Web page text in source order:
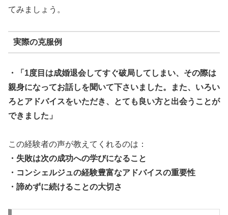
てみましょう。
実際の克服例
・「1度目は成婚退会してすぐ破局してしまい、その際は
親身になってお話しを聞いて下さいました。また、いろい
ろとアドバイスをいただき、とても良い方と出会うことが
できました」
この経験者の声が教えてくれるのは：
・失敗は次の成功への学びになること
・コンシェルジュの経験豊富なアドバイスの重要性
・諦めずに続けることの大切さ